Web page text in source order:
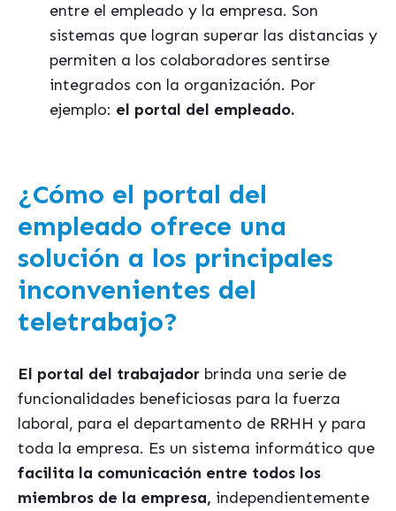
entre el empleado y la empresa. Son
sistemas que logran superar las distancias y
permiten a los colaboradores sentirse
integrados con la organización. Por
ejemplo: el portal del empleado.
¿Cómo el portal del
empleado ofrece una
solución a los principales
inconvenientes del
teletrabajo?
El portal del trabajador brinda una serie de
funcionalidades beneficiosas para la fuerza
laboral, para el departamento de RRHH y para
toda la empresa. Es un sistema informático que
facilita la comunicación entre todos los
miembros de la empresa, independientemente